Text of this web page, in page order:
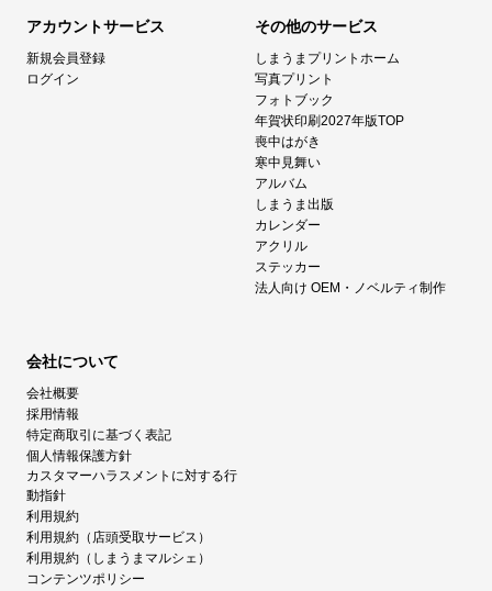
アカウントサービス
新規会員登録
ログイン
その他のサービス
しまうまプリントホーム
写真プリント
フォトブック
年賀状印刷2027年版TOP
喪中はがき
寒中見舞い
アルバム
しまうま出版
カレンダー
アクリル
ステッカー
法人向け OEM・ノベルティ制作
会社について
会社概要
採用情報
特定商取引に基づく表記
個人情報保護方針
カスタマーハラスメントに対する行
動指針
利用規約
利用規約（店頭受取サービス）
利用規約（しまうまマルシェ）
コンテンツポリシー